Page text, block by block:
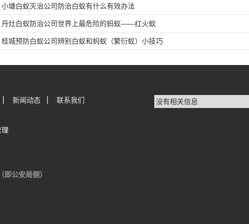
小塘白蚁灭治公司防治白蚁有什么有效办法
丹灶白蚁防治公司世界上最危险的蚂蚁——红火蚁
桂城预防白蚁公司辨别白蚁和蚂蚁（繁衍蚁）小技巧
新闻动态 联系我们
理
公安局侧）
没有相关信息